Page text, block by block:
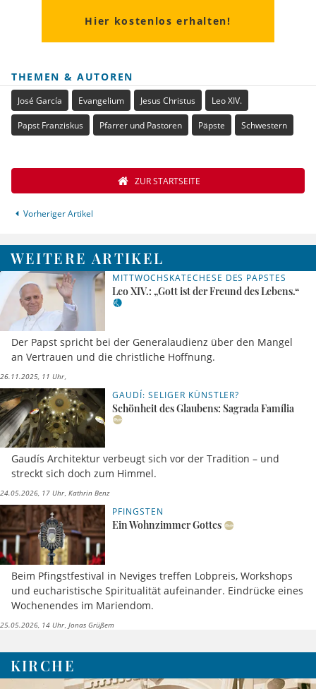
Hier kostenlos erhalten!
THEMEN & AUTOREN
José García Evangelium Jesus Christus Leo XIV.
Papst Franziskus Pfarrer und Pastoren Päpste Schwestern
Vorheriger Artikel
ZUR STARTSEITE
WEITERE ARTIKEL
MITTWOCHSKATECHESE DES PAPSTES
Leo XIV.: „Gott ist der Freund des Lebens.“
Der Papst spricht bei der Generalaudienz über den Mangel
an Vertrauen und die christliche Hoffnung.
26.11.2025, 11 Uhr
GAUDÍ: SELIGER KÜNSTLER?
Schönheit des Glaubens: Sagrada Família
Gaudís Architektur verbeugt sich vor der Tradition – und
streckt sich doch zum Himmel.
24.05.2026, 17 Uhr Kathrin Benz
PFINGSTEN
Ein Wohnzimmer Gottes
Beim Pfingstfestival in Neviges treffen Lobpreis, Workshops
und eucharistische Spiritualität aufeinander. Eindrücke eines
Wochenendes im Mariendom.
25.05.2026, 14 Uhr Jonas Grüßem
KIRCHE